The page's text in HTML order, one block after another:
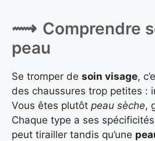
Comprendre
peau
Se tromper de soin visage,
des chaussures trop petites :
Vous êtes plutôt peau sèche,
Chaque type a ses
peut tirailler tandis qu’une